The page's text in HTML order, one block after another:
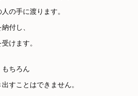
の手に渡ります。
付し、
けます。
ちろん
すことはできません。